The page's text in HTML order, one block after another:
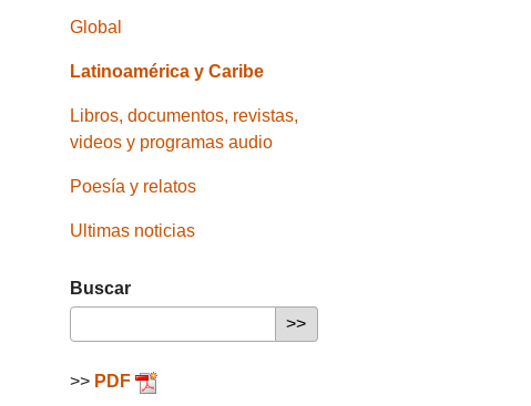
Global
Latinoamérica y Caribe
Libros, documentos, revistas,
videos y programas audio
Poesía y relatos
Ultimas noticias
Buscar
>> PDF